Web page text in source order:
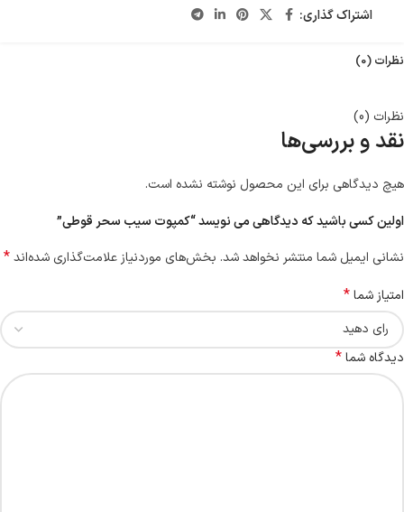
اشتراک گذاری:
نظرات (0)
نظرات (0)
نقد و بررسی‌ها
هیچ دیدگاهی برای این محصول نوشته نشده است.
اولین کسی باشید که دیدگاهی می نویسد “کمپوت سیب سحر قوطی”
نشانی ایمیل شما منتشر نخواهد شد. بخش‌های موردنیاز علامت‌گذاری شده‌اند*
امتیاز شما*
دیدگاه شما*